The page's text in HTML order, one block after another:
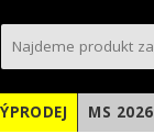
MS 2026